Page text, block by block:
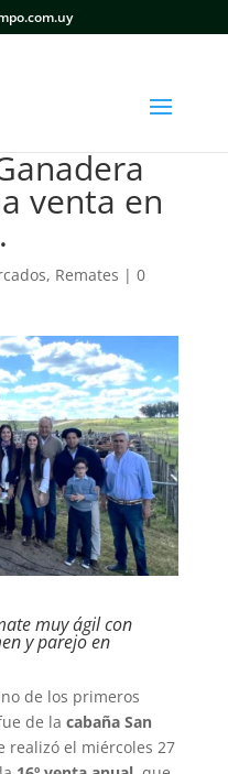
venta en
, Remates | 0
muy ágil con
y parejo en
de los primeros
de la cabaña San
realizó el miércoles 27